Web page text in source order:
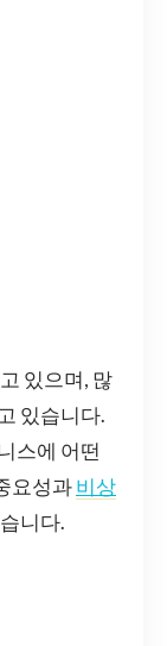
있으며, 많
있습니다.
스에 어떤
요성과비상
니다.